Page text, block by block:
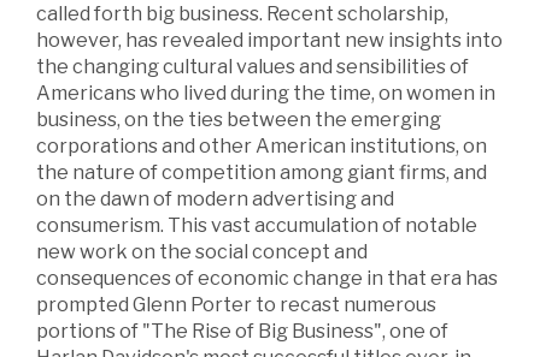
called forth big business. Recent scholarship,
however, has revealed important new insights into
the changing cultural values and sensibilities of
Americans who lived during the time, on women in
business, on the ties between the emerging
corporations and other American institutions, on
the nature of competition among giant firms, and
on the dawn of modern advertising and
consumerism. This vast accumulation of notable
new work on the social concept and
consequences of economic change in that era has
prompted Glenn Porter to recast numerous
portions of "The Rise of Big Business", one of